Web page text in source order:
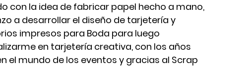
con la idea de fabricar papel hecho a mano,
a desarrollar el diseño de tarjetería y
impresos para Boda para luego
en tarjetería creativa, con los años
el mundo de los eventos y gracias al Scrap